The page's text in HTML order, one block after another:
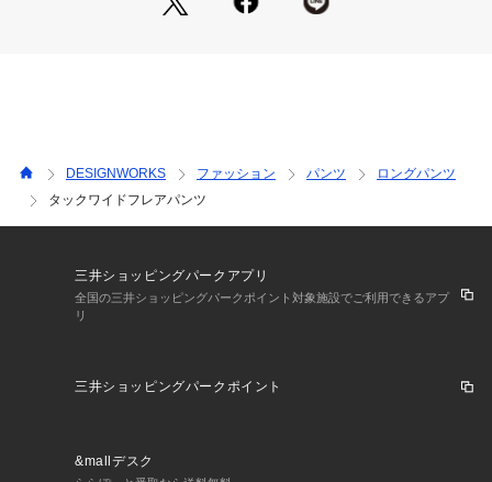
DESIGNWORKS ファッション パンツ
ロングパンツ
タックワイドフレアパンツ
三井ショッピングパークアプリ
全国の三井ショッピングパークポイント対象施設でご利用できるアプ
リ
三井ショッピングパークポイント
&mallデスク